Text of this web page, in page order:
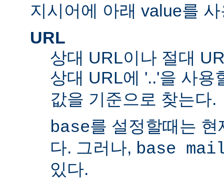
지시어에 아래 value를
URL
상대 URL이나 절대
상대 URL에 '..'을 사용
값을 기준으로 찾는다.
base를 설정할때는
다. 그러나, base
있다.